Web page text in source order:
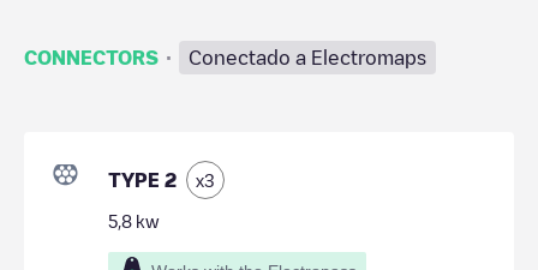
CONNECTORS · Conectado a Electromaps
TYPE 2 x3
5,8 kw